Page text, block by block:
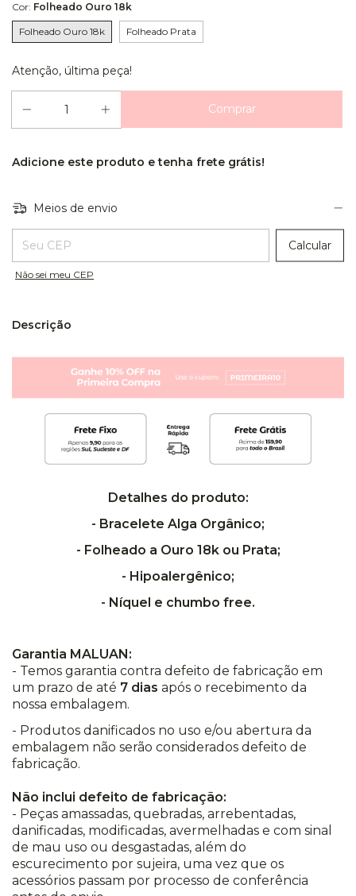
Cor: Folheado Ouro 18k
Folheado Ouro 18k Folheado Prata
Atenção, última peça!
Adicione este produto etenha frete grátis!
Meios de envio
Entregas para o CEP:
Calcular
Não sei meu CEP
Descrição
Detalhes do produto:
- Bracelete Alga Orgânico;
- Folheado a Ouro 18k ou Prata;
- Hipoalergênico;
- Níquel e chumbo free.
Garantia MALUAN:
- Temos garantia contra defeito de fabricação em
um prazo de até 7 dias após o recebimento da
nossa embalagem.
- Produtos danificados no uso e/ou abertura da
embalagem não serão considerados defeito de
fabricação.
Não inclui defeito de fabricação:
- Peças amassadas, quebradas, arrebentadas,
danificadas, modificadas, avermelhadas e com sinal
de mau uso ou desgastadas, além do
escurecimento por sujeira, uma vez que os
acessórios passam por processo de conferência